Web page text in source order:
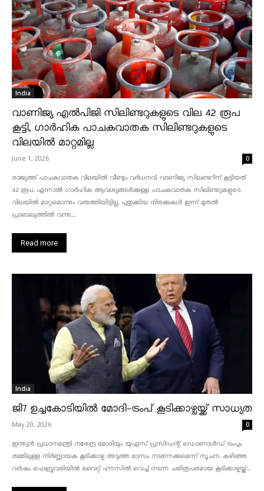
India
വാണിജ്യ എൽപിജി സിലിണ്ടറുകളുടെ വില 42 രൂപ
കൂട്ടി, ഗാർഹിക പാചകവാതക സിലിണ്ടറുകളുടെ
വിലയിൽ മാറ്റമില്ല
June 1, 2026 0
രാജ്യത്ത് പാചകവാതക വിലയിൽ വീണ്ടും വർധനവ്. വാണിജ്യ സിലണ്ടറിന് കൂട്ടിയത്
42 രൂപ. എന്നാൽ ഗാർഹിക ആവശ്യങ്ങൾക്കുള്ള പാചകവാതക സിലിണ്ടറുകളുടെ
വിലയിൽ മാറ്റമൊന്നും വരുത്തിയിട്ടില്ല. പുതുക്കിയ നിരക്കുകൾ ഇന്ന് മുതൽ
പ്രാബല്യത്തിൽ വന്നു....
Read more
India
ജി7 ഉച്ചകോടിയിൽ മോദി-ട്രംപ് കൂടിക്കാഴ്ചയ്ക്ക് സാധ്യത
May 20, 2026 0
ഇന്ത്യൻ പ്രധാനമന്ത്രി നരേന്ദ്ര മോദിയും യുഎസ് പ്രസിഡന്റ് ഡൊണാൾഡ് ട്രംപും
തമ്മിലുള്ള നിർണ്ണായക കൂടിക്കാഴ്ച അടുത്ത മാസം നടന്നേക്കുമെന്ന് സൂചന. കഴിഞ്ഞ
വർഷം ഫെബ്രുവരിയിൽ വൈറ്റ് ഹൗസിൽ വെച്ച് നടന്ന ചരിത്രപരമായ കൂടിക്കാഴ്ചയ്ക്ക്...